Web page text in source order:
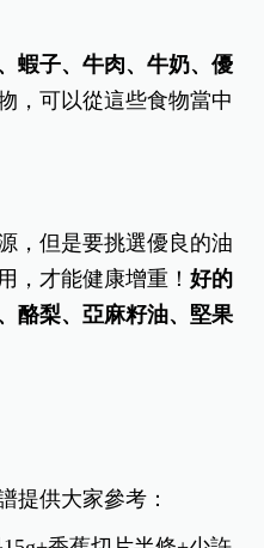
蝦子、牛肉、牛奶、優
，可以從這些食物當中
，但是要挑選優良的油
，才能健康增重！好的
酪梨、亞麻籽油、堅果
提供大家參考：